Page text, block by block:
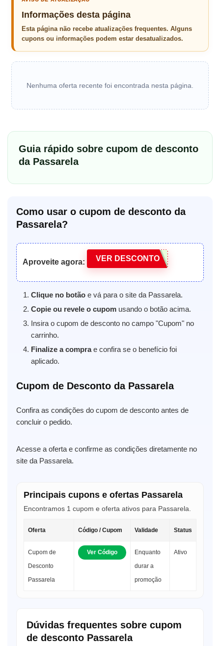
Informações desta página
Esta página não recebe atualizações frequentes. Alguns
cupons ou informações podem estar desatualizados.
Nenhuma oferta recente foi encontrada nesta página.
Guia rápido sobre cupom de desconto
da Passarela
Como usar o cupom de desconto da
Passarela?
Aproveite agora: VER DESCONTO
Clique no botão e vá para o site da Passarela.
Copie ou revele o cupom usando o botão acima.
Insira o cupom de desconto no campo "Cupom" no
carrinho.
Finalize a comprae confira se o benefício foi
aplicado.
Cupom de Desconto da Passarela
Confira as condições do cupom de desconto antes de
concluir o pedido.
Acesse a oferta e confirme as condições diretamente no
site da Passarela.
Principais cupons e ofertas Passarela
Encontramos 1 cupom e oferta ativos para Passarela.
Oferta Código / Cupom Validade Status
Cupom de
Desconto
Passarela
Ver Código
Enquanto
durar a
promoção
Ativo
Dúvidas frequentes sobre cupom
de desconto Passarela